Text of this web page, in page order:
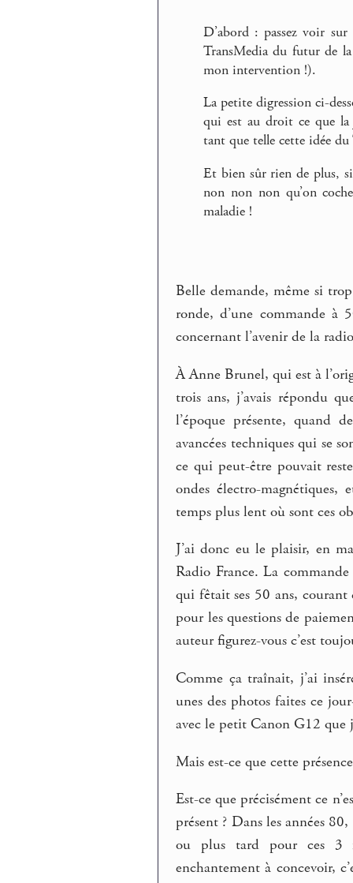
D’abord : passez voir
TransMedia du futur de
mon intervention !).
La petite digression ci-
qui est au droit ce que
tant que telle cette idée
Et bien sûr rien de plus,
non non non qu’on
maladie !
Belle demande, même si
ronde, d’une commande à
concernant l’avenir de la
À Anne Brunel, qui est à
trois ans, j’avais répondu
l’époque présente, quand
avancées techniques qui se
ce qui peut-être pouvait
ondes électro-
temps plus lent où sont ces
J’ai donc eu le plaisir, en
Radio France. La
qui fêtait ses 50 ans,
pour les questions de
auteur figurez-vous c’est
Comme ça traînait, j’ai
unes des photos faites ce
avec le petit Canon G12 que
Mais est-ce que cette
Est-ce que précisément ce
présent ? Dans les années
ou plus tard pour ces 3
enchantement à concevoir,